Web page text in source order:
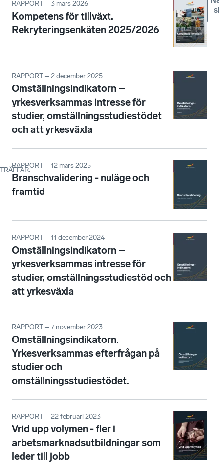
TRÄFFAR:
RAPPORT – 3 mars 2026
Kompetens för tillväxt.
Rekryteringsenkäten 2025/2026
RAPPORT – 2 december 2025
Omställningsindikatorn –
yrkesverksammas intresse för
studier, omställningsstudiestödet
och att yrkesväxla
RAPPORT – 12 mars 2025
Branschvalidering - nuläge och
framtid
RAPPORT – 11 december 2024
Omställningsindikatorn –
yrkesverksammas intresse för
studier, omställningsstudiestöd och
att yrkesväxla
RAPPORT – 7 november 2023
Omställningsindikatorn.
Yrkesverksammas efterfrågan på
studier och
omställningsstudiestödet.
RAPPORT – 22 februari 2023
Vrid upp volymen - fler i
arbetsmarknadsutbildningar som
leder till jobb